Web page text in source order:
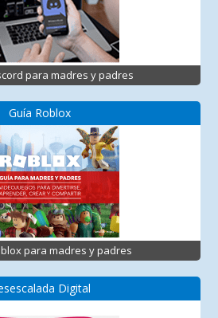
para madres y padres
Guía Roblox
para madres y padres
Digital